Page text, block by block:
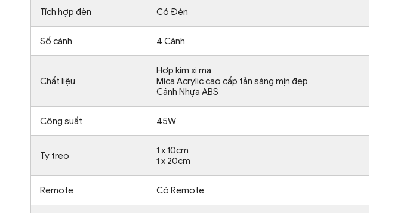
Tích hợp đèn Có Đèn
Số cánh 4 Cánh
Chất liệu
Hợp kim xi mạ
Mica Acrylic cao cấp tản sáng mịn đẹp
Cánh Nhựa ABS
Công suất 45W
Ty treo
1 x 10cm
1 x 20cm
Remote Có Remote